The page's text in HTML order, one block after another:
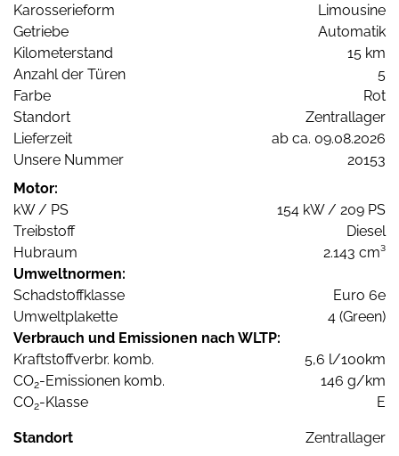
Karosserieform
Limousine
Getriebe
Automatik
Kilometerstand
15 km
Anzahl der Türen
5
Farbe
Rot
Standort
Zentrallager
Lieferzeit
ab ca. 09.08.2026
Unsere Nummer
20153
Motor:
kW / PS
154 kW / 209 PS
Treibstoff
Diesel
Hubraum
2.143 cm³
Umweltnormen:
Schadstoffklasse
Euro 6e
Umweltplakette
4 (Green)
Verbrauch und Emissionen nach WLTP:
Kraftstoffverbr. komb.
5,6 l/100km
CO2-Emissionen komb.
146 g/km
CO2-Klasse E
Standort Zentrallager